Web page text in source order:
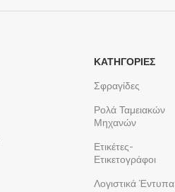
ΚΑΤΗΓΟΡΙΕΣ
Σφραγίδες
Ρολά Ταμειακών
Μηχανών
Ετικέτες-
Ετικετογράφοι
Λογιστικά Έντυπα